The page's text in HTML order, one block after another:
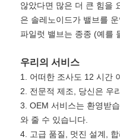
않았다면 많은 더 큰 힘을
은 솔레노이드가 밸브를
파일럿 밸브는 종종 (예를
우리의 서비스
1. 어떠한 조사도 12 시간
2. 전문적 제조, 당신은 우
3. OEM 서비스는 환영받
와 줄 수 있습니다.
4. 고급 품질, 멋진 설계,